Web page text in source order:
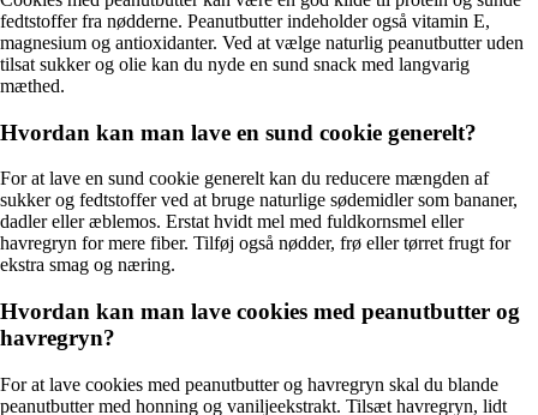
fedtstoffer fra nødderne. Peanutbutter indeholder også vitamin E,
magnesium og antioxidanter. Ved at vælge naturlig peanutbutter uden
tilsat sukker og olie kan du nyde en sund snack med langvarig
mæthed.
Hvordan kan man lave en sund cookie generelt?
For at lave en sund cookie generelt kan du reducere mængden af
sukker og fedtstoffer ved at bruge naturlige sødemidler som bananer,
dadler eller æblemos. Erstat hvidt mel med fuldkornsmel eller
havregryn for mere fiber. Tilføj også nødder, frø eller tørret frugt for
ekstra smag og næring.
Hvordan kan man lave cookies med peanutbutter og
havregryn?
For at lave cookies med peanutbutter og havregryn skal du blande
peanutbutter med honning og vaniljeekstrakt. Tilsæt havregryn, lidt